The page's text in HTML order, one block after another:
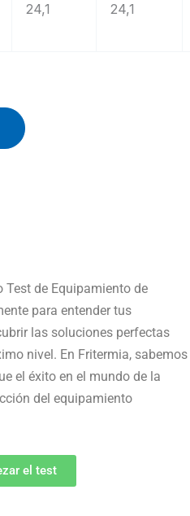
24,1 24,1
Test de Equipamiento de
para entender tus
las soluciones perfectas
nivel. En Fritermia, sabemos
el éxito en el mundo de la
del equipamiento
el test